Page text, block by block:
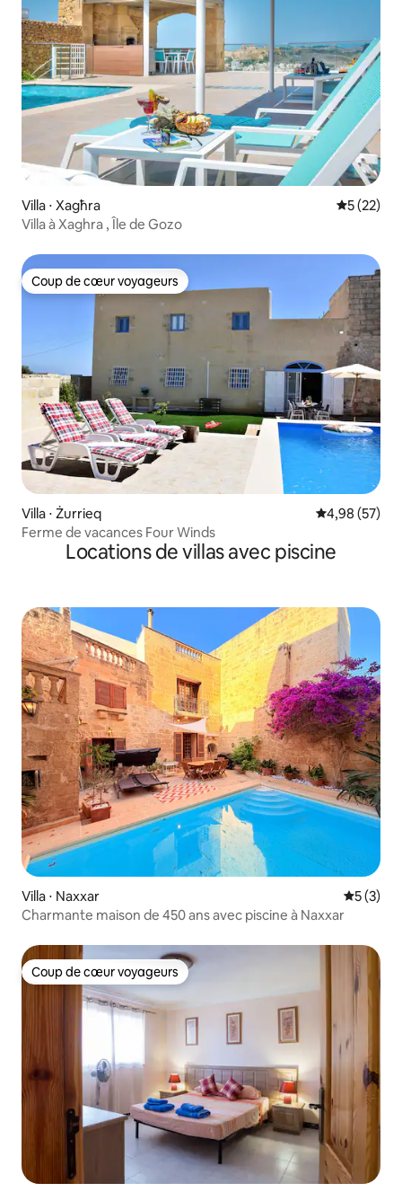
Villa ⋅ Xagħra
5 (22)
Villa à Xaghra , Île de Gozo
Coup de cœur voyageurs
Coup de cœur voyageurs
Villa ⋅ Żurrieq Évaluation
4,98 (57)
Ferme de vacances Four Winds
Locations de villas avec piscine
Villa ⋅ Naxxar
5 (3)
Charmante maison de 450 ans avec piscine à Naxxar
Coup de cœur voyageurs
Coup de cœur voyageurs